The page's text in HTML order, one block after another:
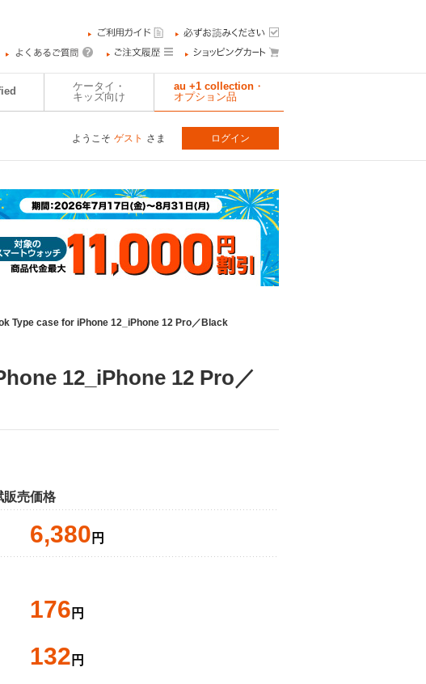
ケータイ・
キッズ向け
au +1 collection・
オプション品
ようこそ ゲスト さま ログイン
Type case for iPhone 12_iPhone 12 Pro／Black
12_iPhone 12 Pro／
販売価格
6,380 円
176 円
132 円